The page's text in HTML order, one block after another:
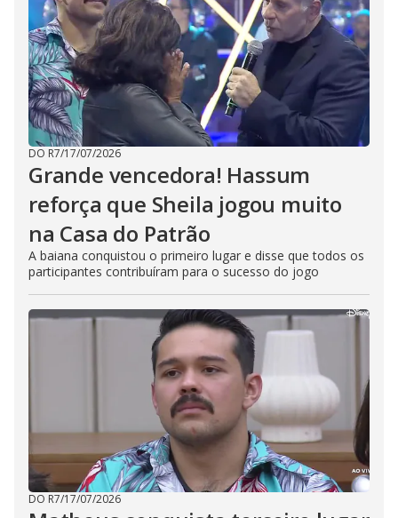
DO R7/17/07/2026
Grande vencedora! Hassum
reforça que Sheila jogou muito
na Casa do Patrão
A baiana conquistou o primeiro lugar e disse que todos os
participantes contribuíram para o sucesso do jogo
DO R7/17/07/2026